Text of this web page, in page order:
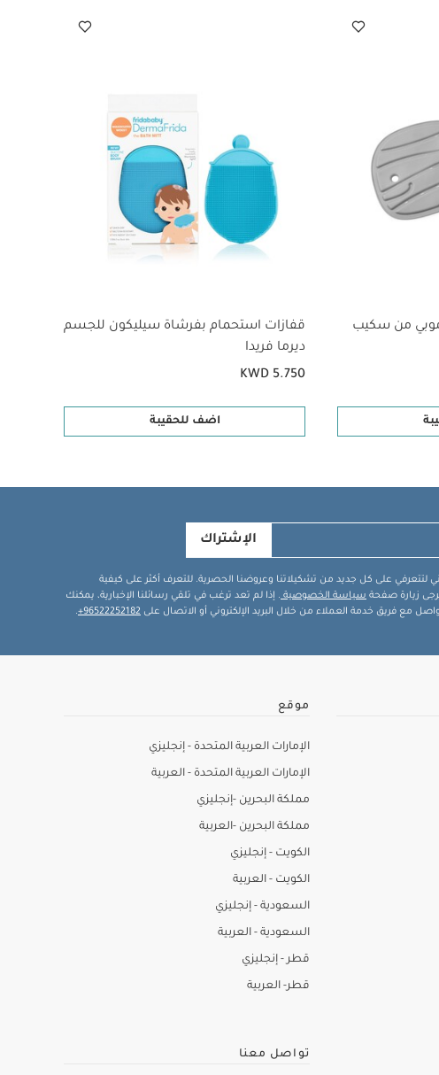
من سكيب
قفازات استحمام بفرشاة سيليكون للجسم
ديرما فريدا
KWD 5.750
اضف للحقيبة
الإشتراك
لتتعرفي على كل جديد من تشكيلاتنا وعروضنا الحصرية. للتعرف أكثر على كيفية
زيارة صفحة سياسة الخصوصية . إذا لم تعد ترغب في تلقي رسائلنا الإخبارية، يمكنك
مع فريق خدمة العملاء من خلال البريد الإلكتروني أو الاتصال على 96522252182+
.
موقع
الإمارات العربية المتحدة - إنجليزي
الإمارات العربية المتحدة - العربية
مملكة البحرين -إنجليزي
مملكة البحرين -العربية
الكويت - إنجليزي
الكويت - العربية
السعودية - إنجليزي
السعودية - العربية
قطر - إنجليزي
قطر- العربية
تواصل معنا